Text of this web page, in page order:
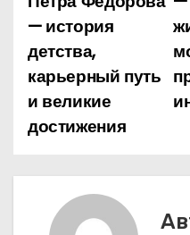
а
в
и
г
а
— история
детства,
карьерный путь
и великие
достижения